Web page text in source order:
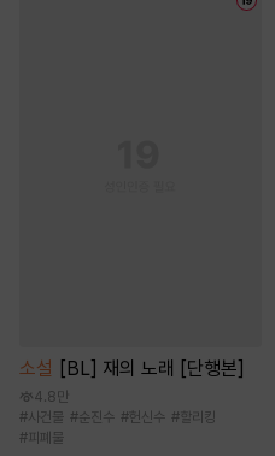
소설 [BL] 재의 노래 [단행본]
4.8만
#사건물 #순진수 #헌신수 # 할리킹
#피폐물